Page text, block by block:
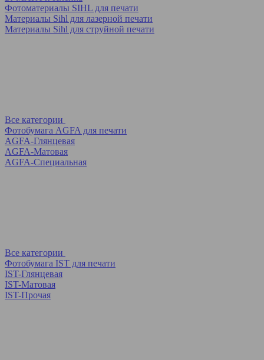
Фотоматериалы SIHL для печати
Материалы Sihl для лазерной печати
Материалы Sihl для струйной печати
Все категории
Фотобумага AGFA для печати
AGFA-Глянцевая
AGFA-Матовая
AGFA-Специальная
Все категории
Фотобумага IST для печати
IST-Глянцевая
IST-Матовая
IST-Прочая